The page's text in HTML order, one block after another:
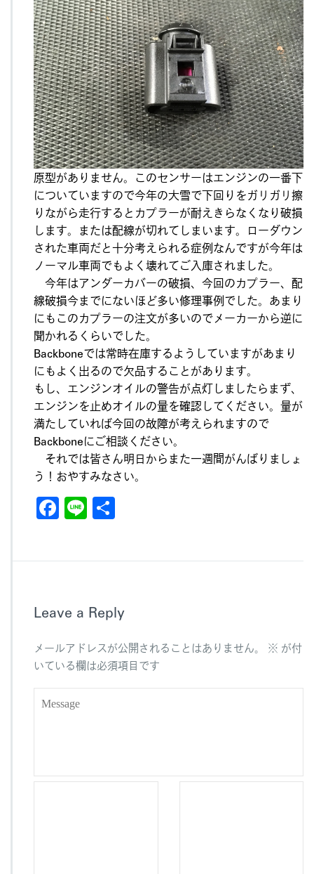
原型がありません。このセンサーはエンジンの一番下
についていますので今年の大雪で下回りをガリガリ擦
りながら走行するとカプラーが耐えきらなくなり破損
します。または配線が切れてしまいます。ローダウン
された車両だと十分考えられる症例なんですが今年は
ノーマル車両でもよく壊れてご入庫されました。
今年はアンダーカバーの破損、今回のカプラー、配
線破損今までにないほど多い修理事例でした。あまり
にもこのカプラーの注文が多いのでメーカーから逆に
聞かれるくらいでした。
Backboneでは常時在庫するようしていますがあまり
にもよく出るので欠品することがあります。
もし、エンジンオイルの警告が点灯しましたらまず、
エンジンを止めオイルの量を確認してください。量が
満たしていれば今回の故障が考えられますので
Backboneにご相談ください。
それでは皆さん明日からまた一週間がんばりましょ
う！おやすみなさい。
F
o
o
k
Li
Leave a Reply
メールアドレスが公開されることはありません。 ※ が付
いている欄は必須項目です